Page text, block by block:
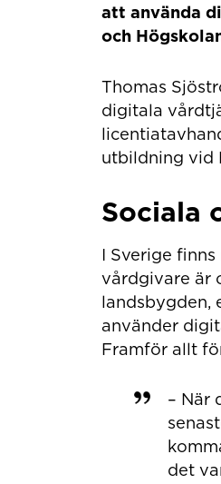
att använda
och
Thomas
digitala
utbildning vid
Sociala
I Sverige
vårdgivare är
landsbygden,
använder
Framför allt
– När
det